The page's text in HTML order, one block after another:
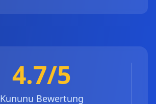
4.7/5
Kununu Bewertung